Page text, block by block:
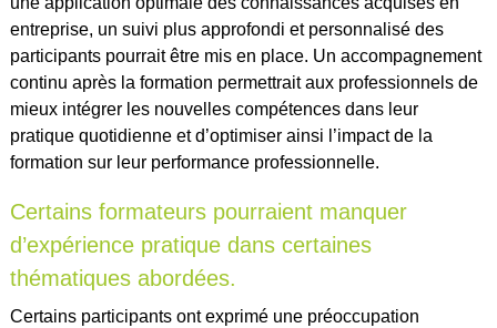
entreprise, un suivi plus approfondi et personnalisé des
participants pourrait être mis en place. Un accompagnement
continu après la formation permettrait aux professionnels de
mieux intégrer les nouvelles compétences dans leur
pratique quotidienne et d’optimiser ainsi l’impact de la
formation sur leur performance professionnelle.
Certains formateurs pourraient manquer
d’expérience pratique dans certaines
thématiques abordées.
Certains participants ont exprimé une préoccupation